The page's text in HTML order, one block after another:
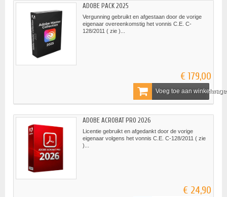
ADOBE PACK 2025
Vergunning gebruikt en afgestaan door de vorige
eigenaar overeenkomstig het vonnis C.E. C-
128/2011 ( zie )...
€ 179,00
Voeg toe aan
ADOBE ACROBAT PRO 2026
Licentie gebruikt en afgedankt door de vorige
eigenaar volgens het vonnis C.E. C-128/2011 ( zie
)...
€ 24,90